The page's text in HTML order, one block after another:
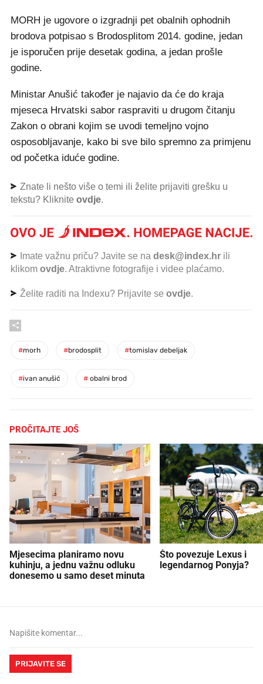
MORH je ugovore o izgradnji pet obalnih ophodnih
brodova potpisao s Brodosplitom 2014. godine, jedan
je isporučen prije desetak godina, a jedan prošle
godine.
Ministar Anušić također je najavio da će do kraja
mjeseca Hrvatski sabor raspraviti u drugom čitanju
Zakon o obrani kojim se uvodi temeljno vojno
osposobljavanje, kako bi sve bilo spremno za primjenu
od početka iduće godine.
Znate li nešto više o temi ili želite prijaviti grešku u
tekstu? Kliknite ovdje.
Imate važnu priču? Javite se na desk@index.hr ili
klikom ovdje. Atraktivne fotografije i videe plaćamo.
Želite raditi na Indexu? Prijavite se ovdje.
#morh #brodosplit #tomislav debeljak
#ivan anušić # obalni brod
PROČITAJTE JOŠ
Mjesecima planiramo novu
kuhinju, a jednu važnu odluku
donesemo u samo deset minuta
Što povezuje Lexus i
legendarnog Ponyja?
PRIJAVITE SE